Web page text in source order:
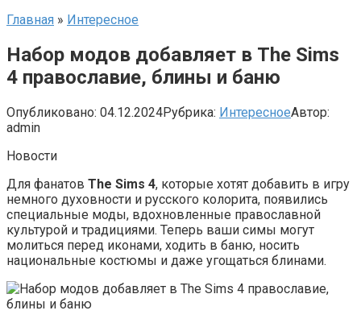
Главная » Интересное
Набор модов добавляет в The Sims
4 православие, блины и баню
Опубликовано: 04.12.2024Рубрика: ИнтересноеАвтор:
admin
Новости
Для фанатов The Sims 4, которые хотят добавить в игру
немного духовности и русского колорита, появились
специальные моды, вдохновленные православной
культурой и традициями. Теперь ваши симы могут
молиться перед иконами, ходить в баню, носить
национальные костюмы и даже угощаться блинами.